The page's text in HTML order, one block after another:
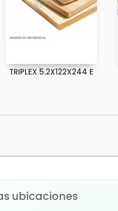
TRIPLEX 5.2X122X244 E
ubicaciones